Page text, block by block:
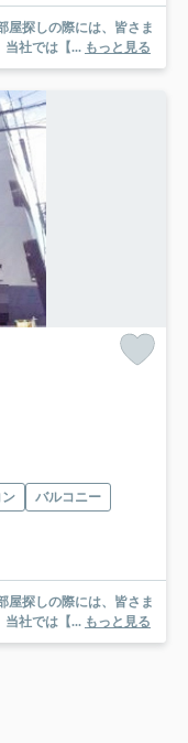
当社では【... もっと見る
ン
バルコニー
当社では【... もっと見る